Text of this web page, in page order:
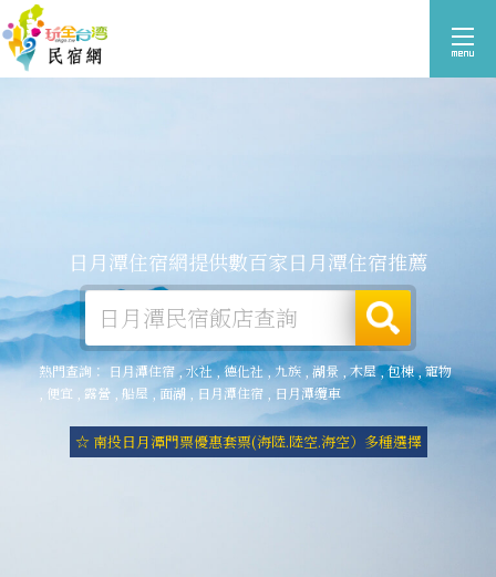
日月潭住宿網提供數百家日月潭住宿推薦
熱門查詢： 日月潭住宿 ,水社,德化社,九族,湖景 木屋,包棟,寵物
便宜 露營 船屋 面湖, 日月潭住宿 日月潭纜車
☆ 南投日月潭門票優惠套票(海陸.陸空.海空）多種選擇